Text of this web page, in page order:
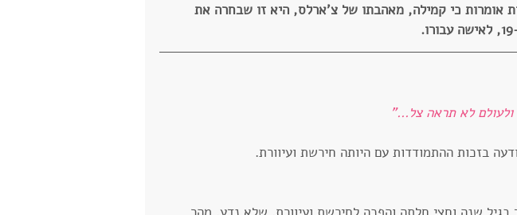
אומרות כי קמילה, מאהבתו של צ'ארלס, היא זו שבחרה את
לא תראה צל..."
בזכות ההתמודדות עם היותה חירשת ועיוורת.